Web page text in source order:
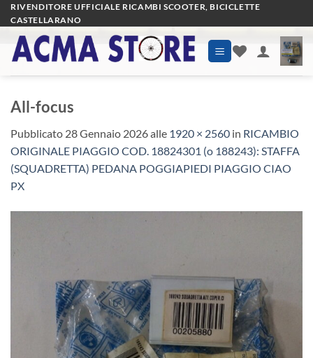
Salta
ai
contenuti
RIVENDITORE UFFICIALE RICAMBI SCOOTER, BICICLETTE
CASTELLARANO
All-focus
Pubblicato 28 Gennaio 2026alle 1920 × 2560 in RICAMBIO
ORIGINALE PIAGGIO COD. 18824301 (o 188243): STAFFA
(SQUADRETTA) PEDANA POGGIAPIEDI PIAGGIO CIAO
PX